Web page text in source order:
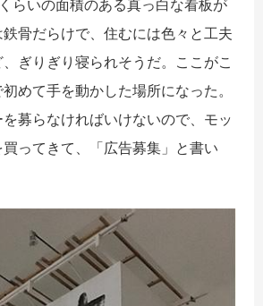
らいの面積のある真っ白な看板が
骨だらけで、住むには色々と工夫
ぎりぎり寝られそうだ。ここがこ
めて手を動かした場所になった。
募らなければいけないので、モッ
ってきて、「広告募集」と書い